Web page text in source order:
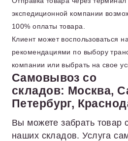
экспедиционной компании
100% оплаты товара.
Клиент может воспользоваться
рекомендациями по выбору
компании или выбрать на свое
Самовывоз со
складов: Москва,
Петербург,
Вы можете забрать товар
наших складов. Услуга